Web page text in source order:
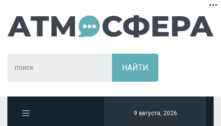
9 августа, 2026